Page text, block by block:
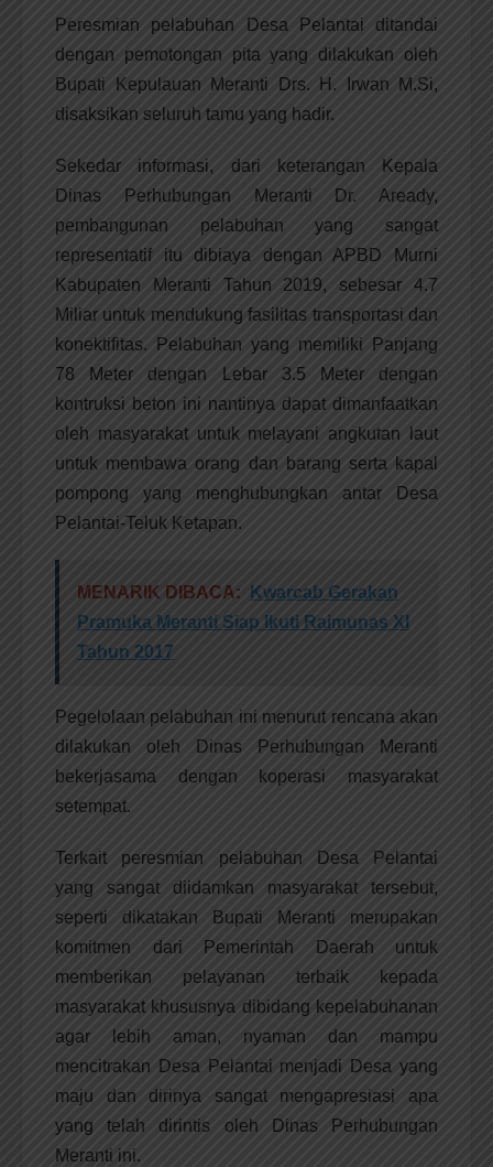
Peresmian pelabuhan Desa Pelantai ditandai
dengan pemotongan pita yang dilakukan oleh
Bupati Kepulauan Meranti Drs. H. Irwan M.Si,
disaksikan seluruh tamu yang hadir.
Sekedar informasi, dari keterangan Kepala
Dinas Perhubungan Meranti Dr. Aready,
pembangunan pelabuhan yang sangat
representatif itu dibiaya dengan APBD Murni
Kabupaten Meranti Tahun 2019, sebesar 4.7
Miliar untuk mendukung fasilitas transportasi dan
konektifitas. Pelabuhan yang memiliki Panjang
78 Meter dengan Lebar 3.5 Meter dengan
kontruksi beton ini nantinya dapat dimanfaatkan
oleh masyarakat untuk melayani angkutan laut
untuk membawa orang dan barang serta kapal
pompong yang menghubungkan antar Desa
Pelantai-Teluk Ketapan.
MENARIK DIBACA:
Kwarcab Gerakan
Pramuka Meranti Siap Ikuti Raimunas XI
Tahun 2017
Pegelolaan pelabuhan ini menurut rencana akan
dilakukan oleh Dinas Perhubungan Meranti
bekerjasama dengan koperasi masyarakat
setempat.
Terkait peresmian pelabuhan Desa Pelantai
yang sangat diidamkan masyarakat tersebut,
seperti dikatakan Bupati Meranti merupakan
komitmen dari Pemerintah Daerah untuk
memberikan pelayanan terbaik kepada
masyarakat khususnya dibidang kepelabuhanan
agar lebih aman, nyaman dan mampu
mencitrakan Desa Pelantai menjadi Desa yang
maju dan dirinya sangat mengapresiasi apa
yang telah dirintis oleh Dinas Perhubungan
Meranti ini.